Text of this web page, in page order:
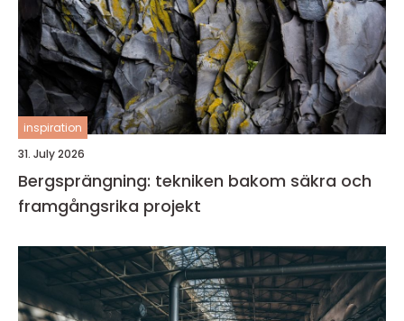
inspiration
31. July 2026
Bergsprängning: tekniken bakom säkra och
framgångsrika projekt